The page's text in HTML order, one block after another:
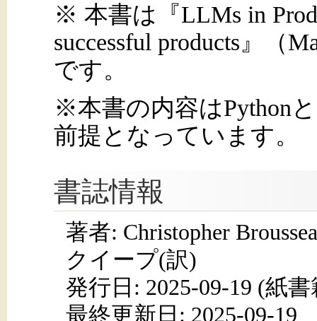
※ 本書は『LLMs in
successful products』（
です。
※本書の内容はPython
前提となっています。
書誌情報
著者: Christopher
クイープ(訳)
発行日: 2025-09-19 (紙書
最終更新日: 2025-09-19